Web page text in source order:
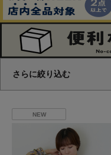
さらに絞り込む
NEW